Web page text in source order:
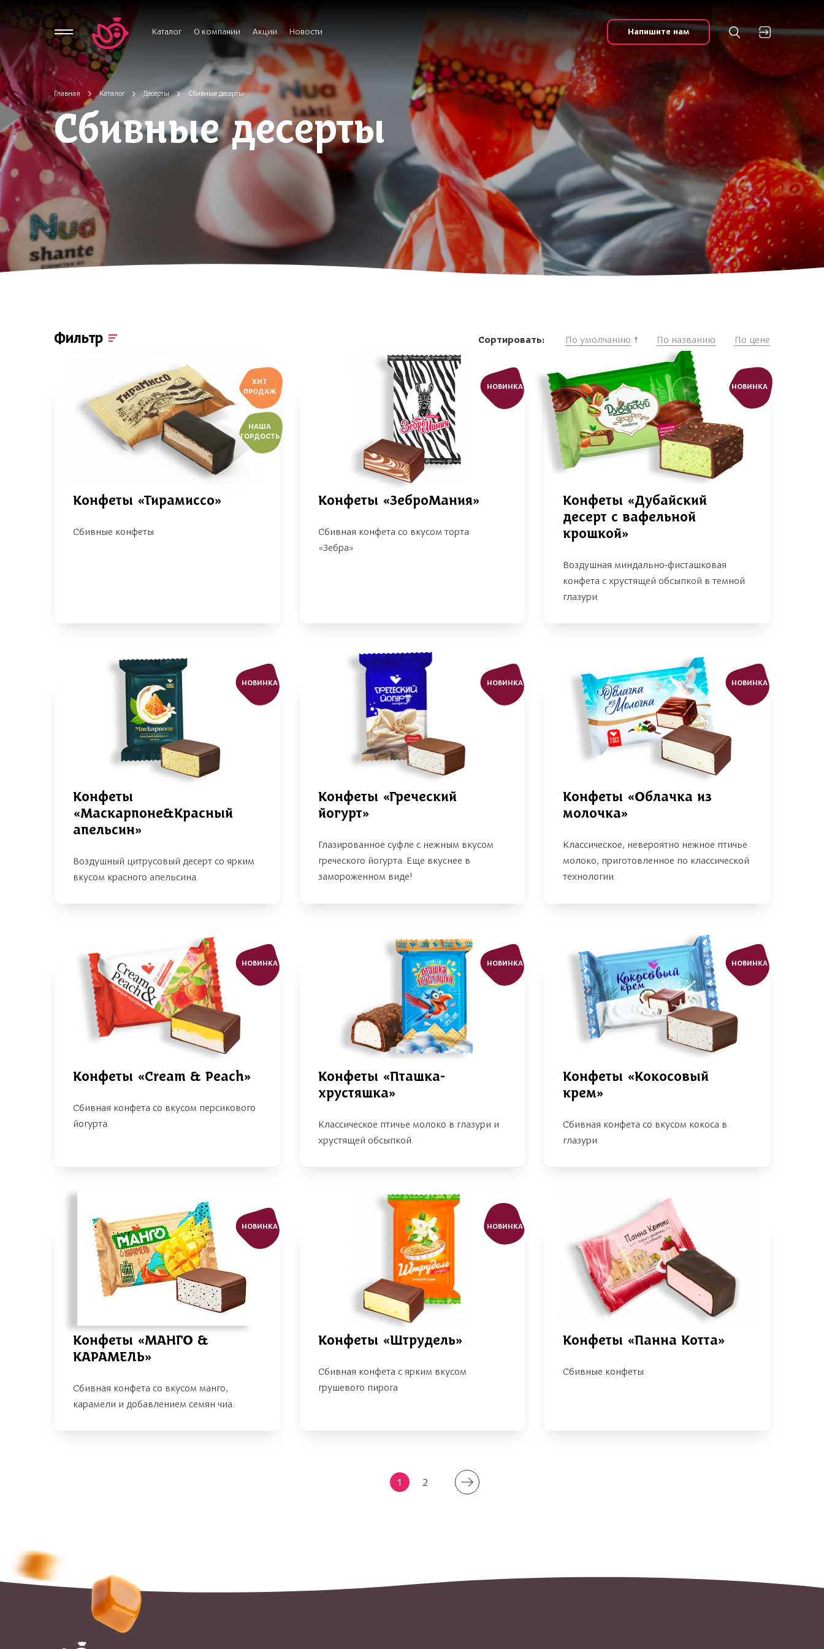
Каталог О компании Акции Новости Напишите нам
Главная Каталог Десерты Сбивные десерты
Сбивные десерты
Фильтр Сортировать: По умолчанию По названию По цене
ХИТ
ПРОДАЖ
НАША
ГОРДОСТЬ
Конфеты «Тирамиссо»
Сбивные конфеты
НОВИНКА
Конфеты «ЗеброМания»
Сбивная конфета со вкусом торта
«Зебра»
НОВИНКА
Конфеты «Дубайский
десерт с вафельной
крошкой»
Воздушная миндально-фисташковая
конфета с хрустящей обсыпкой в темной
глазури.
НОВИНКА
Конфеты
«Маскарпоне&Красный
апельсин»
Воздушный цитрусовый десерт со ярким
вкусом красного апельсина.
НОВИНКА
Конфеты «Греческий
йогурт»
Глазированное суфле с нежным вкусом
греческого йогурта. Еще вкуснее в
замороженном виде!
НОВИНКА
Конфеты «Облачка из
молочка»
Классическое, невероятно нежное птичье
молоко, приготовленное по классической
технологии.
НОВИНКА
Конфеты «Cream & Peach»
Сбивная конфета со вкусом персикового
йогурта.
НОВИНКА
Конфеты «Пташка-
хрустяшка»
Классическое птичье молоко в глазури и
хрустящей обсыпкой.
НОВИНКА
Конфеты «Кокосовый
крем»
Сбивная конфета со вкусом кокоса в
глазури.
НОВИНКА
Конфеты «МАНГО &
КАРАМЕЛЬ»
Сбивная конфета со вкусом манго,
карамели и добавлением семян чиа.
НОВИНКА
Конфеты «Штрудель»
Сбивная конфета с ярким вкусом
грушевого пирога
Конфеты «Панна Котта»
Сбивные конфеты
1 2